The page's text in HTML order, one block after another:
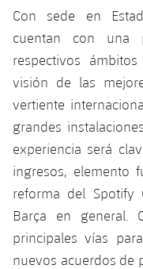
Accesibilidad
Instalaciones
SUB8 B
Historia
Palmarés
Fotos
Infantil A
Infantil B
Entradas
Resultados
Clasificaciones
Fotos
Palmarés
Historia
Calendario
Resultados
Jugadores
Clasificaciones
Juvenil
Cadete
Infantil
Alevín
PLUSICON
MÁS
Primer equipo
plusicon
más
Actualidad
Calendario
Entradas
Barça Atlètic
plusicon
Actualidad
Calendario
Base
Actualidad
Campus Verano
Con sede en
cuentan con una
respectivos
visión de las
vertiente
grandes
experiencia será
ingresos, elemento
reforma del Spotify
Barça en general.
principales vías
nuevos acuerdos de